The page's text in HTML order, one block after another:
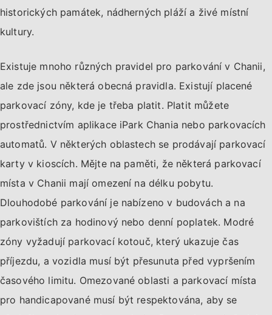
historických památek, nádherných pláží a živé místní
kultury.
Existuje mnoho různých pravidel pro parkování v Chanii,
ale zde jsou některá obecná pravidla. Existují placené
parkovací zóny, kde je třeba platit. Platit můžete
prostřednictvím aplikace iPark Chania nebo parkovacích
automatů. V některých oblastech se prodávají parkovací
karty v kioscích. Mějte na paměti, že některá parkovací
místa v Chanii mají omezení na délku pobytu.
Dlouhodobé parkování je nabízeno v budovách a na
parkovištích za hodinový nebo denní poplatek. Modré
zóny vyžadují parkovací kotouč, který ukazuje čas
příjezdu, a vozidla musí být přesunuta před vypršením
časového limitu. Omezované oblasti a parkovací místa
pro handicapované musí být respektována, aby se